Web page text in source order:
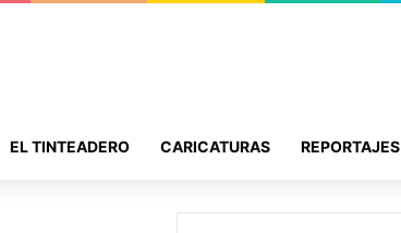
EL TINTEADERO CARICATURAS REPORTAJES